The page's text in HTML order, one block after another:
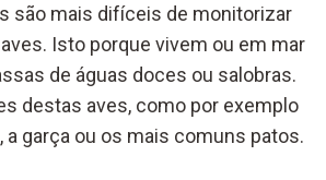
são mais difíceis de monitorizar
Isto porque vivem ou em mar
de águas doces ou salobras.
destas aves, como por exemplo
a garça ou os mais comuns patos.